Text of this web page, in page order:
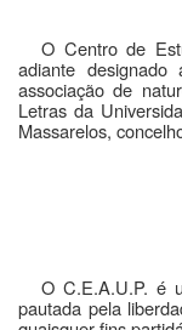
O Centro de
adiante designado
associação de
Letras da
Massarelos,
O C.E.A.U.P. é
pautada pela